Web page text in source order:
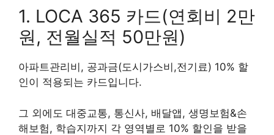
1. LOCA 365 카드(연회비 2만
원, 전월실적 50만원)
아파트관리비, 공과금(도시가스비,전기료) 10% 할
인이 적용되는 카드입니다.
그 외에도 대중교통, 통신사, 배달앱, 생명보험&손
해보험, 학습지까지 각 영역별로 10% 할인을 받을